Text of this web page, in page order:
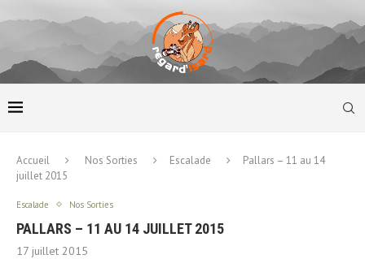
Accueil Nos Sorties Escalade
Pallars – 11 au 14
juillet 2015
Escalade Nos Sorties
PALLARS – 11 AU 14 JUILLET 2015
17 juillet 2015